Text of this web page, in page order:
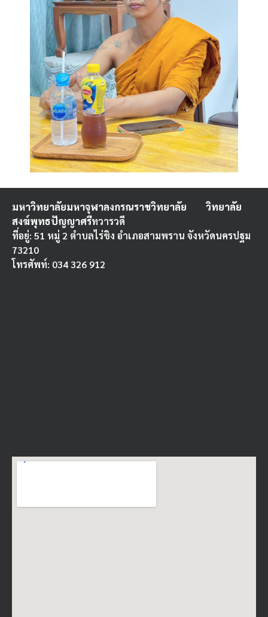
มหาวิทยาลัยมหาจุฬาลงกรณราชวิทยาลัย วิทยาลัย
สงฆ์พุทธปัญญาศรีทวารวดี
ที่อยู่: 51 หมู่ 2 ตำบลไร่ขิง อำเภอสามพราน จังหวัดนครปฐม
73210
โทรศัพท์: 034 326 912